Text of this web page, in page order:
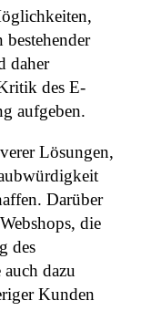
daher
des E-
aufgeben.
Lösungen,
Darüber
die
des
dazu
Kunden